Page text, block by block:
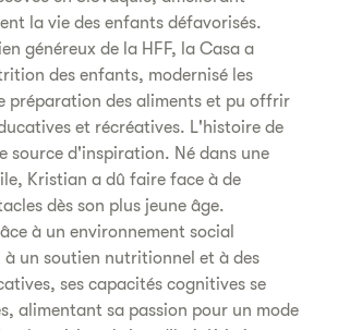
la vie des enfants défavorisés.
généreux de la HFF, la Casa a
des enfants, modernisé les
préparation des aliments et pu offrir
et récréatives. L'histoire de
source d'inspiration. Né dans une
Kristian a dû faire face à de
dès son plus jeune âge.
à un environnement social
un soutien nutritionnel et à des
ses capacités cognitives se
alimentant sa passion pour un mode